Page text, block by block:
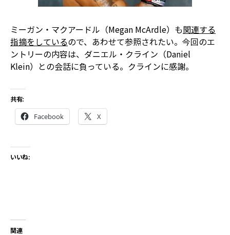
ミーガン・マクアードル（Megan McArdle）も関連する
指摘をしているので、あわせて参照されたい。今回のエ
ントリーの内容は、ダニエル・クライン（Daniel
Klein）との会話に負っている。クラインに感謝。
共有:
Facebook X
いいね:
関連